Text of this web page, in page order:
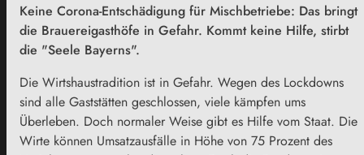
Keine Corona-Entschädigung für Mischbetriebe: Das bringt
die Brauereigasthöfe in Gefahr. Kommt keine Hilfe, stirbt
die "Seele Bayerns".
Die Wirtshaustradition ist in Gefahr. Wegen des Lockdowns
sind alle Gaststätten geschlossen, viele kämpfen ums
Überleben. Doch normaler Weise gibt es Hilfe vom Staat. Die
Wirte können Umsatzausfälle in Höhe von 75 Prozent des